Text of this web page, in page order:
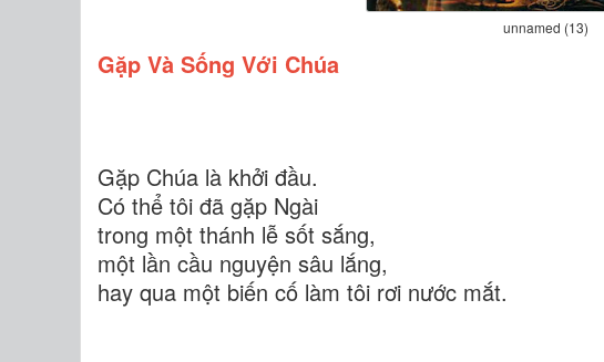
unnamed (13)
Gặp Và Sống Với Chúa
Gặp Chúa là khởi đầu.
Có thể tôi đã gặp Ngài
trong một thánh lễ sốt sắng,
một lần cầu nguyện sâu lắng,
hay qua một biến cố làm tôi rơi nước mắt.